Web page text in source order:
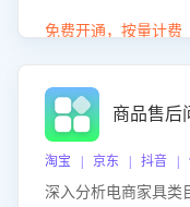
置差评防控，提升客
免费开通，按量计费
商品售后
淘宝 | 京东 | 抖音 |
深入分析电商家具类